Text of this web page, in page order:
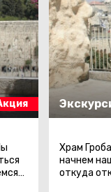
Храм
начнем
откуда